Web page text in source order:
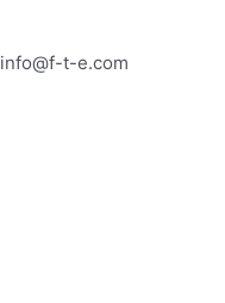
info@f-t-e.com